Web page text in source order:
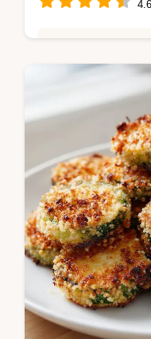
Savourez ce
grec onctueux.
moutarde sans
étape par étape.